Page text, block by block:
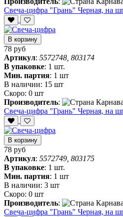
Свеча-цифра "‎Грань" Черная, на
В корзину
78 руб
Артикул: 5572748, 803174
В упаковке: 1 шт.
Мин. партия: 1 шт
В наличии: 15 шт
Скоро: 0 шт
Производитель:
Свеча-цифра "‎Грань" Черная, на
В корзину
78 руб
Артикул: 5572749, 803175
В упаковке: 1 шт.
Мин. партия: 1 шт
В наличии: 3 шт
Скоро: 0 шт
Производитель:
Свеча-цифра "‎Грань" Черная, на